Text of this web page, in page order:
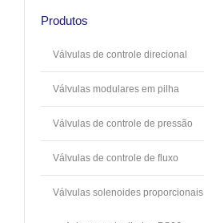
Produtos
Válvulas de controle direcional
Válvulas modulares em pilha
Válvulas de controle de pressão
Válvulas de controle de fluxo
Válvulas solenoides proporcionais